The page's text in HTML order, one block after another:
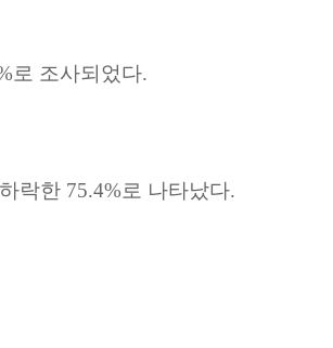
로 조사되었다.
하락한 75.4%로 나타났다.